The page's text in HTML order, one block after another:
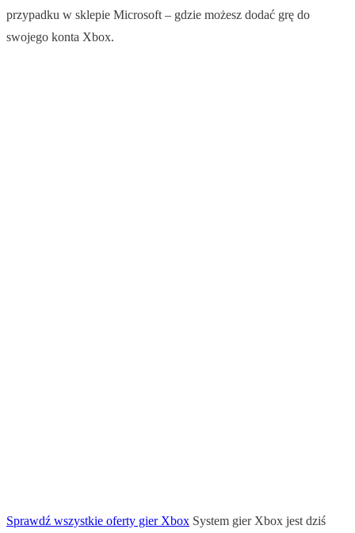
przypadku w sklepie Microsoft – gdzie możesz dodać grę do
swojego konta Xbox.
Sprawdź wszystkie oferty gier Xbox System gier Xbox jest dziś